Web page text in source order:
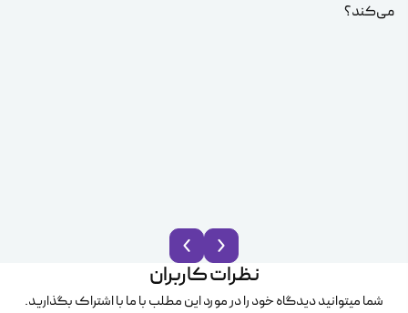
می‌کند؟
نظرات کاربران
شما میتوانید دیدگاه خود را در مورد این مطلب با ما با اشتراک بگذارید.